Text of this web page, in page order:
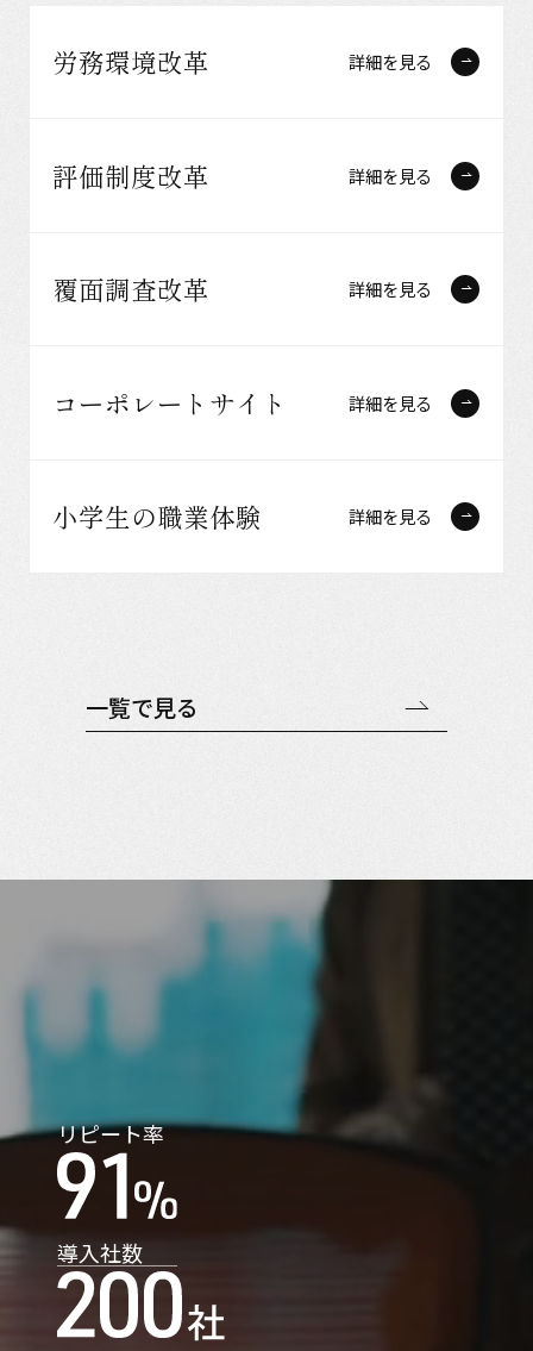
労務環境改革 詳細を見る
評価制度改革 詳細を見る
覆面調査改革 詳細を見る
コーポレートサイト 詳細を見る
小学生の職業体験 詳細を見る
一覧で見る
リピート率
導入社数